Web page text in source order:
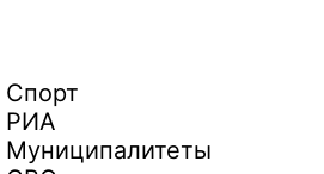
Спорт
РИА
Муниципалитеты